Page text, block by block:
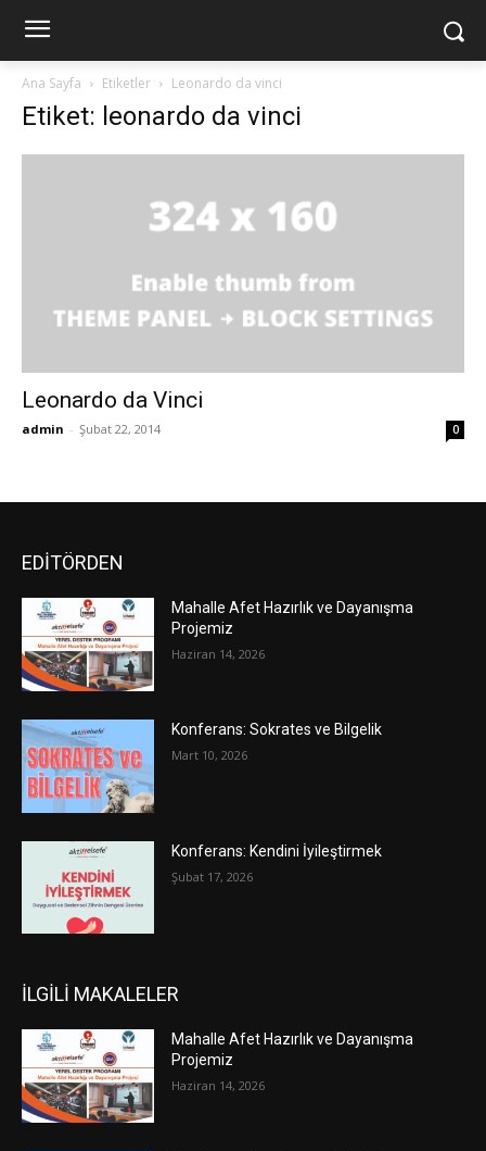
Ana Sayfa Etiketler Leonardo da vinci
Etiket: leonardo da vinci
Leonardo da Vinci
admin - Şubat 22, 2014 0
EDİTÖRDEN
Mahalle Afet Hazırlık ve Dayanışma
Projemiz
Haziran 14, 2026
Konferans: Sokrates ve Bilgelik
Mart 10, 2026
Konferans: Kendini İyileştirmek
Şubat 17, 2026
İLGİLİ MAKALELER
Mahalle Afet Hazırlık ve Dayanışma
Projemiz
Haziran 14, 2026